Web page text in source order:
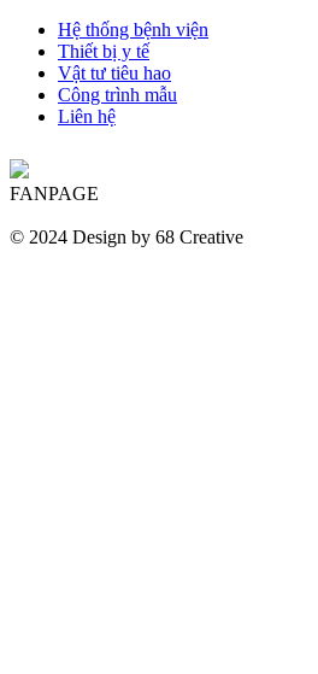
Hệ thống bệnh viện
Thiết bị y tế
Vật tư tiêu hao
Công trình mẫu​
Liên hệ​
FANPAGE
© 2024 Design by 68 Creative